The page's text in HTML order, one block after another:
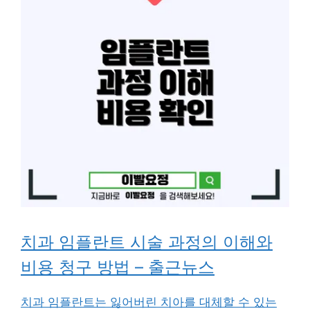
치과 임플란트 시술 과정의 이해와
비용 청구 방법 – 출근뉴스
치과 임플란트는 잃어버린 치아를 대체할 수 있는